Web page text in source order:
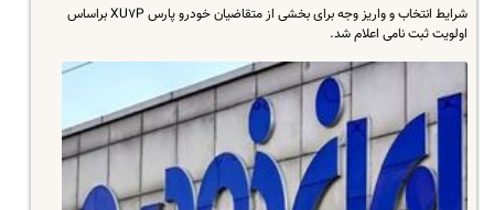
شرایط انتخاب و واریز وجه برای بخشی از متقاضیان خودرو پارس XU۷P براساس
اولویت ثبت نامی اعلام شد.